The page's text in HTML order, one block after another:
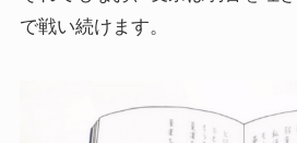
で戦い続けます。